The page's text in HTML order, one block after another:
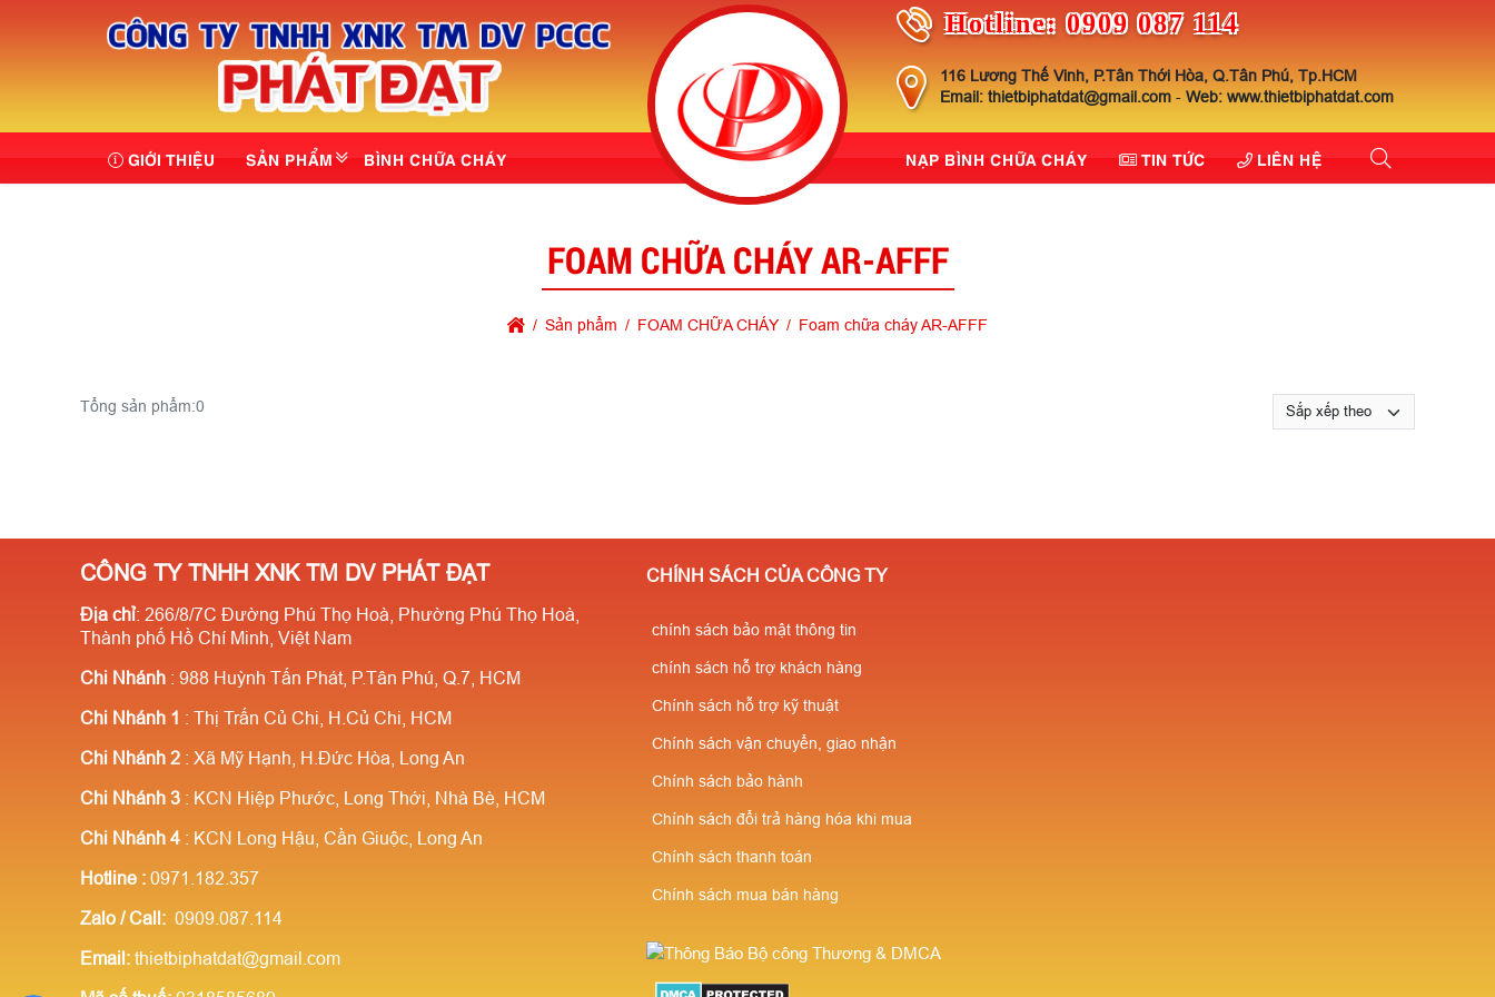
Hotline: 0909 087 114
116 Lương Thế Vinh, P.Tân Thới Hòa, Q.Tân Phú, Tp.HCM
Email: thietbiphatdat@gmail.com- Web: www.thietbiphatdat.com
GIỚI THIỆU SẢN PHẨM BÌNH CHỮA CHÁY NẠP BÌNH CHỮA CHÁY TIN TỨC LIÊN HỆ
FOAM CHỮA CHÁY AR-AFFF
Sản phẩm FOAM CHỮA CHÁY Foam chữa cháy AR-AFFF
Tổng sản phẩm:0
CÔNG TY TNHH XNK TM DV PHÁT ĐẠT
Địa chỉ: 266/8/7C Đường Phú Thọ Hoà, Phường Phú Thọ Hoà,
Thành phố Hồ Chí Minh, Việt Nam
Chi Nhánh : 988 Huỳnh Tấn Phát, P.Tân Phú, Q.7, HCM
Chi Nhánh 1 : Thị Trấn Củ Chi, H.Củ Chi, HCM
Chi Nhánh 2 : Xã Mỹ Hạnh, H.Đức Hòa, Long An
Chi Nhánh 3 : KCN Hiệp Phước, Long Thới, Nhà Bè, HCM
Chi Nhánh 4 : KCN Long Hậu, Cần Giuộc, Long An
Hotline : 0971.182.357
Zalo / Call: 0909.087.114
Email: thietbiphatdat@gmail.com
CHÍNH SÁCH CỦA CÔNG TY
chính sách bảo mật thông tin
chính sách hỗ trợ khách hàng
Chính sách hỗ trợ kỹ thuật
Chính sách vận chuyển, giao nhận
Chính sách bảo hành
Chính sách đổi trả hàng hóa khi mua
Chính sách thanh toán
Chính sách mua bán hàng